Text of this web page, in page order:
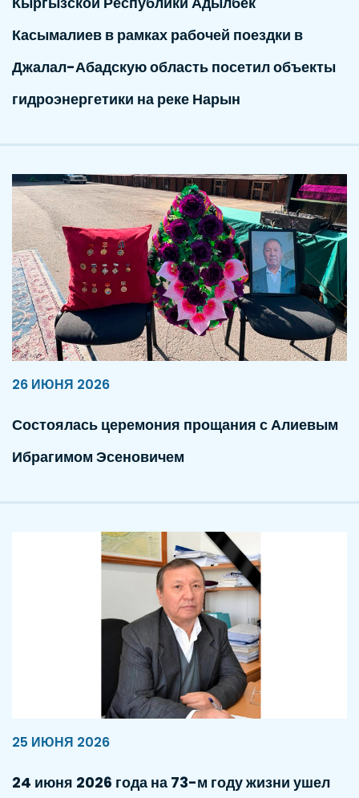
Касымалиев в рамках рабочей поездки в
Джалал-Абадскую область посетил объекты
гидроэнергетики на реке Нарын
26 ИЮНЯ 2026
Состоялась церемония прощания с Алиевым
Ибрагимом Эсеновичем
25 ИЮНЯ 2026
24 июня 2026 года на 73-м году жизни ушел